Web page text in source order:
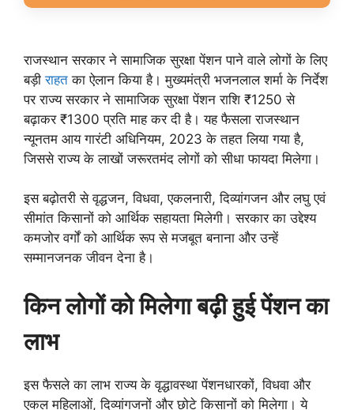
राजस्थान सरकार ने सामाजिक सुरक्षा पेंशन पाने वाले लोगों के लिए
बड़ीराहत का ऐलान किया है। मुख्यमंत्री भजनलाल शर्मा के निर्देश
पर राज्य सरकार ने सामाजिक सुरक्षा पेंशन राशि ₹1250 से
बढ़ाकर ₹1300 प्रति माह कर दी है। यह फैसला राजस्थान
न्यूनतम आय गारंटी अधिनियम, 2023 के तहत लिया गया है,
जिससे राज्य के लाखों जरूरतमंद लोगों को सीधा फायदा मिलेगा।
इस बढ़ोतरी से वृद्धजन, विधवा, एकलनारी, दिव्यांगजन और लघु एवं
सीमांत किसानों को आर्थिक सहायता मिलेगी। सरकार का उद्देश्य
कमजोर वर्गों को आर्थिक रूप से मजबूत बनाना और उन्हें
सम्मानजनक जीवन देना है।
किन लोगों को मिलेगा बढ़ी हुई पेंशन का
लाभ
इस फैसले का लाभ राज्य के वृद्धावस्था पेंशनधारकों, विधवा और
एकल महिलाओं, दिव्यांगजनों और छोटे किसानों को मिलेगा। ये